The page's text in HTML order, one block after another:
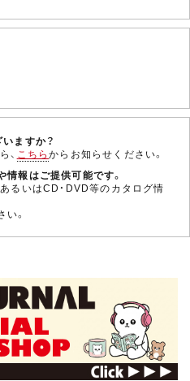
ますか？
、 こちらからお知らせください。
報はご提供可能です。
るいはCD・DVD等のカタログ情
。